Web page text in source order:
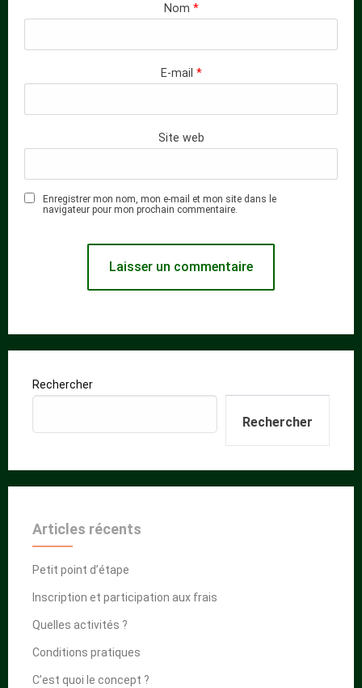
Nom *
E-mail *
Site web
Enregistrer mon nom, mon e-mail et mon site dans le
navigateur pour mon prochain commentaire.
Rechercher
Rechercher
Articles récents
Petit point d’étape
Inscription et participation aux frais
Quelles activités ?
Conditions pratiques
C’est quoi le concept ?